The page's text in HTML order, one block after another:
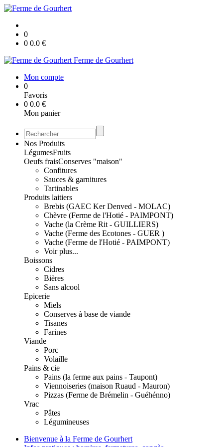
0
0 0.0 €
Ferme de Gourhert
Mon compte
0
Favoris
0 0.0 €
Mon panier
Nos Produits
LégumesFruits
Oeufs fraisConserves "maison"
Confitures
Sauces & garnitures
Tartinables
Produits laitiers
Brebis (GAEC Ker Denved - MOLAC)
Chèvre (Ferme de l'Hotié - PAIMPONT)
Vache (la Crème Rit - GUILLIERS)
Vache (Ferme des Ecotones - GUER )
Vache (Ferme de l'Hotié - PAIMPONT)
Voir plus...
Boissons
Cidres
Bières
Sans alcool
Epicerie
Miels
Conserves à base de viande
Tisanes
Farines
Viande
Porc
Volaille
Pains & cie
Pains (la ferme aux pains - Taupont)
Viennoiseries (maison Ruaud - Mauron)
Pizzas (Ferme de Brémelin - Guéhénno)
Vrac
Pâtes
Légumineuses
Bienvenue à la Ferme de Gourhert